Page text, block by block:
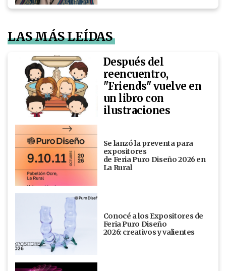
LAS MÁS LEÍDAS
Después del
reencuentro,
"Friends" vuelve en
un libro con
ilustraciones
Se lanzó la preventa para
expositores
de Feria Puro Diseño 2026 en
La Rural
Conocé a los Expositores de
Feria Puro Diseño
2026: creativos y valientes